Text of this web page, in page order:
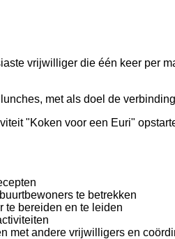
vrijwilliger die één keer per
met als doel de
"Koken voor een Euri"
te betrekken
te bereiden en te leiden
met andere vrijwilligers en